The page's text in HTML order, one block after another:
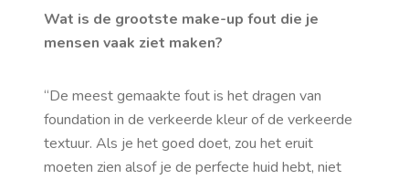
Wat is de grootste make-up fout die je
mensen vaak ziet maken?
“De meest gemaakte fout is het dragen van
foundation in de verkeerde kleur of de verkeerde
textuur. Als je het goed doet, zou het eruit
moeten zien alsof je de perfecte huid hebt, niet